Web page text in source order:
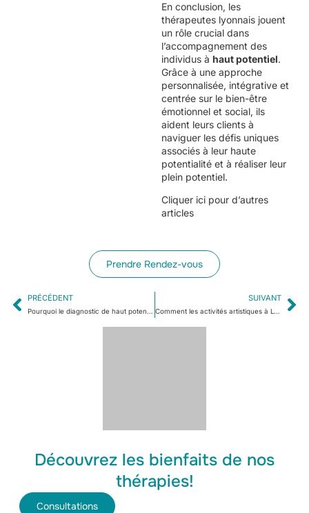
En conclusion, les
thérapeutes lyonnais jouent
un rôle crucial dans
l’accompagnement des
individus à haut potentiel.
Grâce à une approche
personnalisée, intégrative et
centrée sur le bien-être
émotionnel et social, ils
aident leurs clients à
naviguer les défis uniques
associés à leur haute
potentialité et à réaliser leur
plein potentiel.
Cliquer ici pour d’autres
articles
Prendre Rendez-vous
PRÉCÉDENT
Pourquoi le diagnostic de haut potentiel Lyon est-il important ?
SUIVANT
Comment les activités artistiques à Lyon bénéficient-elles aux enfants à haut potentiel ?
Découvrez les bienfaits de nos
thérapies!
Consultations